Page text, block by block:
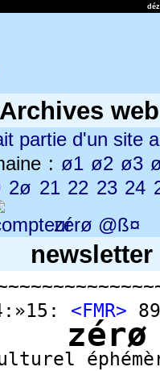
Archives
partie d'un site
: ø1 ø2 ø3
2ø 21 22 23 24
zérø @ß¤
newsletter
<FMR>
zérø